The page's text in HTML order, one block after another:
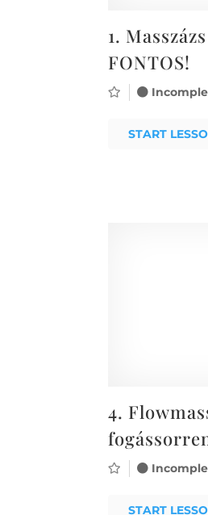
1.
FONTOS!
START
4.
START